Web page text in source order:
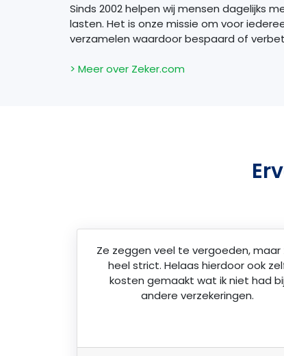
Sinds 2002 helpen wij mensen dagelijks
lasten. Het is onze missie om voor
verzamelen waardoor bespaard of
> Meer over Zeker.com
Ze zeggen veel te vergoeden, maar
heel strict. Helaas hierdoor ook
kosten gemaakt wat ik niet had
andere verzekeringen.